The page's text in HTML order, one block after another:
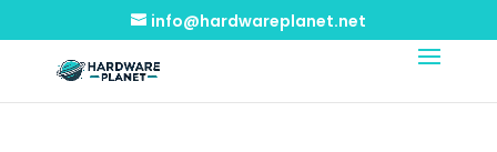
info@hardwareplanet.net